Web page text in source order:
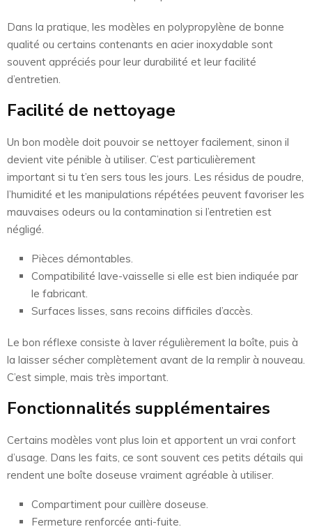
Dans la pratique, les modèles en polypropylène de bonne
qualité ou certains contenants en acier inoxydable sont
souvent appréciés pour leur durabilité et leur facilité
d’entretien.
Facilité de nettoyage
Un bon modèle doit pouvoir se nettoyer facilement, sinon il
devient vite pénible à utiliser. C’est particulièrement
important si tu t’en sers tous les jours. Les résidus de poudre,
l’humidité et les manipulations répétées peuvent favoriser les
mauvaises odeurs ou la contamination si l’entretien est
négligé.
Pièces démontables.
Compatibilité lave-vaisselle si elle est bien indiquée par
le fabricant.
Surfaces lisses, sans recoins difficiles d’accès.
Le bon réflexe consiste à laver régulièrement la boîte, puis à
la laisser sécher complètement avant de la remplir à nouveau.
C’est simple, mais très important.
Fonctionnalités supplémentaires
Certains modèles vont plus loin et apportent un vrai confort
d’usage. Dans les faits, ce sont souvent ces petits détails qui
rendent une boîte doseuse vraiment agréable à utiliser.
Compartiment pour cuillère doseuse.
Fermeture renforcée anti-fuite.